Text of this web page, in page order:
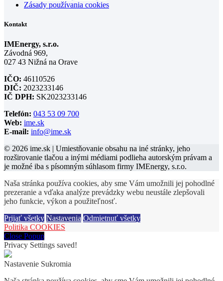
Zásady používania cookies
Kontakt
IMEnergy, s.r.o.
Závodná 969,
027 43 Nižná na Orave
IČO: 46110526
DIČ: 2023233146
IČ DPH: SK2023233146
Telefón: 043 53 09 700
Web: ime.sk
E-mail: info@ime.sk
© 2026 ime.sk | Umiestňovanie obsahu na iné stránky, jeho
rozširovanie tlačou a inými médiami podlieha autorským právam a
je možné iba s písomným súhlasom firmy IMEnergy, s.r.o.
Naša stránka používa cookies, aby sme Vám umožnili jej pohodlné
prezeranie a vďaka analýze prevádzky webu neustále zlepšovali
jeho funkcie, výkon a použiteľnosť.
Prijať všetky Nastavenia Odmietnuť všetky
Politika COOKIES
Close Popup
Privacy Settings saved!
Nastavenie Sukromia